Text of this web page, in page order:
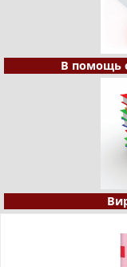
В помощь